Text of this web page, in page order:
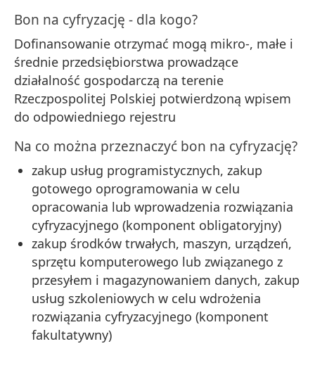
Bon na cyfryzację - dla kogo?
Dofinansowanie otrzymać mogą mikro-, małe i
średnie przedsiębiorstwa prowadzące
działalność gospodarczą na terenie
Rzeczpospolitej Polskiej potwierdzoną wpisem
do odpowiedniego rejestru
Na co można przeznaczyć bon na cyfryzację?
zakup usług programistycznych, zakup
gotowego oprogramowania w celu
opracowania lub wprowadzenia rozwiązania
cyfryzacyjnego (komponent obligatoryjny)
zakup środków trwałych, maszyn, urządzeń,
sprzętu komputerowego lub związanego z
przesyłem i magazynowaniem danych, zakup
usług szkoleniowych w celu wdrożenia
rozwiązania cyfryzacyjnego (komponent
fakultatywny)